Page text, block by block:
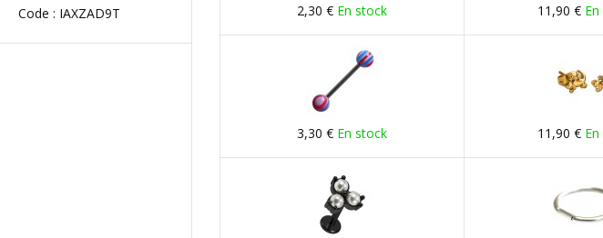
Code : IAXZAD9T 2,30 € En stock 11,90 €
3,30 € En stock 11,90 €